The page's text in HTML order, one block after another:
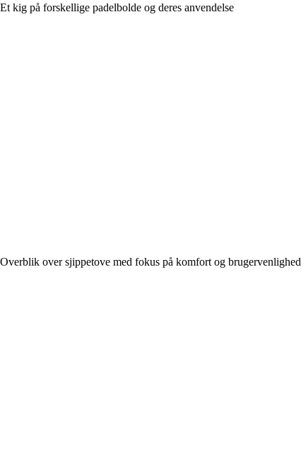
Et kig på forskellige padelbolde og deres anvendelse
Overblik over sjippetove med fokus på komfort og brugervenlighed